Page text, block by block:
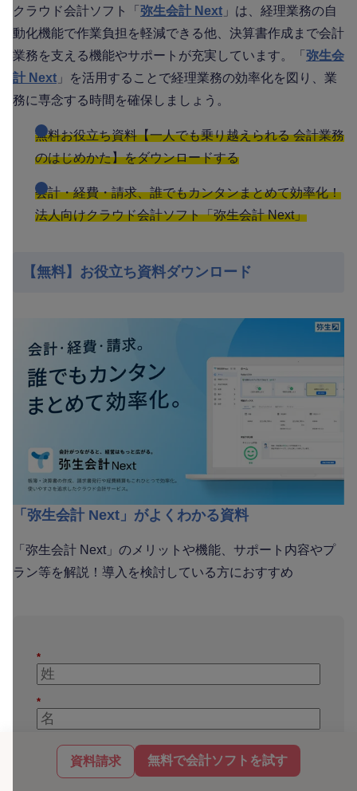
資料請求 無料で会計ソフトを試す
クラウド会計ソフト「 弥生会計 Next 」は、経理業務の自
動化機能で作業負担を軽減できる他、決算書作成まで会計
業務を支える機能やサポートが充実しています。「 弥生会
計 Next 」を活用することで経理業務の効率化を図り、業
務に専念する時間を確保しましょう。
無料お役立ち資料【一人でも乗り越えられる 会計業務
のはじめかた】をダウンロードする
会計・経費・請求、誰でもカンタンまとめて効率化！
法人向けクラウド会計ソフト「弥生会計 Next」
【無料】お役立ち資料ダウンロード
「弥生会計 Next」がよくわかる資料
「弥生会計 Next」のメリットや機能、サポート内容やプ
ラン等を解説！導入を検討している方におすすめ
*
*